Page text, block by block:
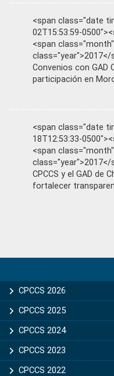
<span class="date
02T15:53:59-
<span
class="year">2017</
Convenios con GAD
participación en
<span class="date
18T12:53:33-
<span
class="year">2017</
CPCCS y el GAD de
fortalecer
Sidebar
CPCCS 2026
CPCCS 2025
CPCCS 2024
CPCCS 2023
CPCCS 2022